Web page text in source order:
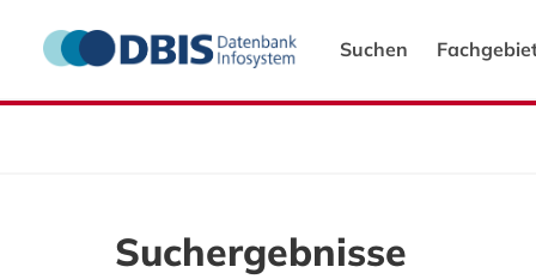
Suchen
Suchergebnisse